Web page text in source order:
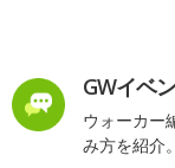
GWイベ
ウォーカー
み方を紹介